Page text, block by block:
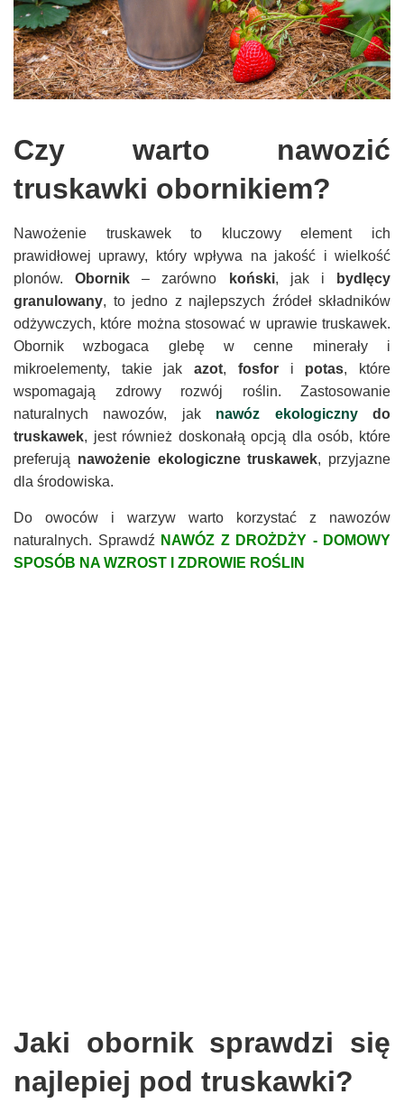
Czy warto nawozić
truskawki obornikiem?
Nawożenie truskawek to kluczowy element ich
prawidłowej uprawy, który wpływa na jakość i wielkość
plonów.Obornik – zarówno koński, jak i
bydlęcy
granulowany, to jedno z najlepszych źródeł składników
odżywczych, które można stosować w uprawie truskawek.
Obornik wzbogaca glebę w cenne minerały i
mikroelementy, takie jakazot, fosfori potas, które
wspomagają zdrowy rozwój roślin. Zastosowanie
naturalnych nawozów, jak nawóz ekologicznydo
truskawek, jest również doskonałą opcją dla osób, które
preferują nawożenie ekologiczne truskawek, przyjazne
dla środowiska.
Do owoców i warzyw warto korzystać z nawozów
naturalnych. Sprawdź NAWÓZ Z DROŻDŻY - DOMOWY
SPOSÓB NA WZROST I ZDROWIE ROŚLIN
Jaki obornik sprawdzi się
najlepiej pod truskawki?